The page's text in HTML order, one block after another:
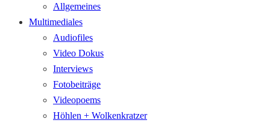
Allgemeines
Multimediales
Audiofiles
Video Dokus
Interviews
Fotobeiträge
Videopoems
Höhlen + Wolkenkratzer